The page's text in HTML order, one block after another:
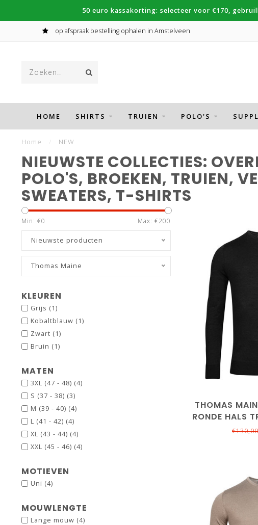
50 euro kassakorting: selecteer voor €170,
op afspraak bestelling ophalen in Amstelveen
HOME SHIRTS TRUIEN POLO'S
Home NEW
NIEUWSTE COLLECTIES:
POLO'S, BROEKEN, TRUIEN,
SWEATERS, T-SHIRTS
Min: €0 Max: €200
Nieuwste producten
Thomas Maine
KLEUREN
Grijs (1)
Kobaltblauw (1)
Zwart (1)
Bruin (1)
MATEN
3XL (47 - 48) (4)
S (37 - 38) (3)
M (39 - 40) (4)
L (41 - 42) (4)
XL (43 - 44) (4)
XXL (45 - 46) (4)
MOTIEVEN
Uni (4)
MOUWLENGTE
Lange mouw (4)
S
THOMAS
RONDE HALS